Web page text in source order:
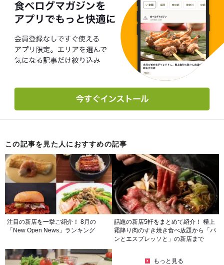
この記事を見た人におすすめの記事
注目の新店を一挙ご紹介！ 8月の
「New Open News」ランキング
話題の新店5軒をまとめて紹介！ 極上
霜降り肉のすき焼き食べ放題から「パ
ンとエスプレッソと」の新店まで
もっと見る